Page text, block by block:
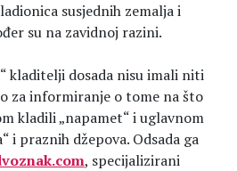
susjednih zemalja i
su na zavidnoj razini.
kladitelji dosada nisu imali niti
za informiranje o tome na što
kladili „napamet“ i uglavnom
i praznih džepova. Odsada ga
, specijalizirani